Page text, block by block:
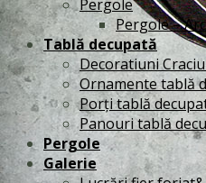
Pergole
Pergole –
Tablă decupată
Decoratiuni
Ornamente tablă
Porți tablă
Panouri tablă
Pergole
Galerie